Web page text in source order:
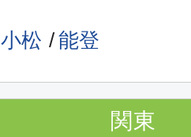
小松 能登
関東